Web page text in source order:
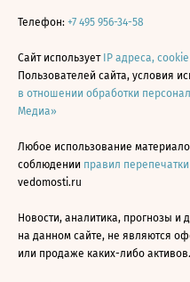
Телефон: +7 495 956-34-58
Сайт использует IP адреса,
Пользователей сайта, условия
в отношении обработки
Медиа»
Любое использование
соблюдении правил перепечатки
vedomosti.ru
Новости, аналитика, прогнозы и
на данном сайте, не являются
или продаже каких-либо активов.